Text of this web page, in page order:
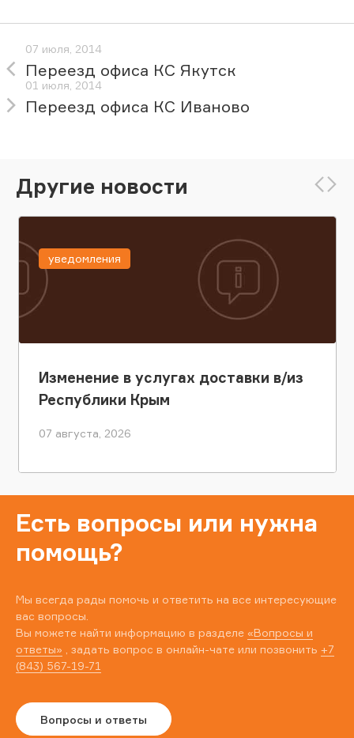
07 июля, 2014
Переезд офиса КС Якутск
01 июля, 2014
Переезд офиса КС Иваново
Другие новости
Изменение в услугах доставки в/из
Республики Крым
07 августа, 2026
уведомления
Есть вопросы или нужна
помощь?
Мы всегда рады помочь и ответить на все интересующие
вас вопросы.
Вы можете найти информацию в разделе «Вопросы и
ответы» , задать вопрос в онлайн-чате или позвонить +7
(843) 567-19-71
Вопросы и ответы